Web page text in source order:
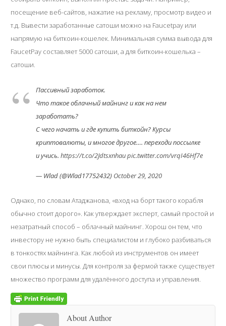
посещение веб-сайтов, нажатие на рекламу, просмотр видео и
т.д. Вывести заработанные сатоши можно на Faucetpay или
напрямую на биткоин-кошелек. Минимальная сумма вывода для
FaucetPay составляет 5000 сатоши, а для биткоин-кошелька –
сатоши.
Пассивный заработок.
Что такое облачный майнинг и как на нем
заработать?
С чего начать и где купить биткойн? Курсы
криптовалюты, и многое другое…. переходи поссылке
и учись.https://t.co/2Jdtsxnhaupic.twitter.com/vrqI46Hf7e
— Wlad (@Wlad17752432) October 29, 2020
Однако, по словам Атаджанова, «вход на борт такого корабля
обычно стоит дорого». Как утверждает эксперт, самый простой и
незатратный способ – облачный майнинг. Хорош он тем, что
инвестору не нужно быть специалистом и глубоко разбиваться
в тонкостях майнинга. Как любой из инструментов он имеет
свои плюсы и минусы. Для контроля за фермой также существует
множество программ для удалённого доступа и управления.
About Author